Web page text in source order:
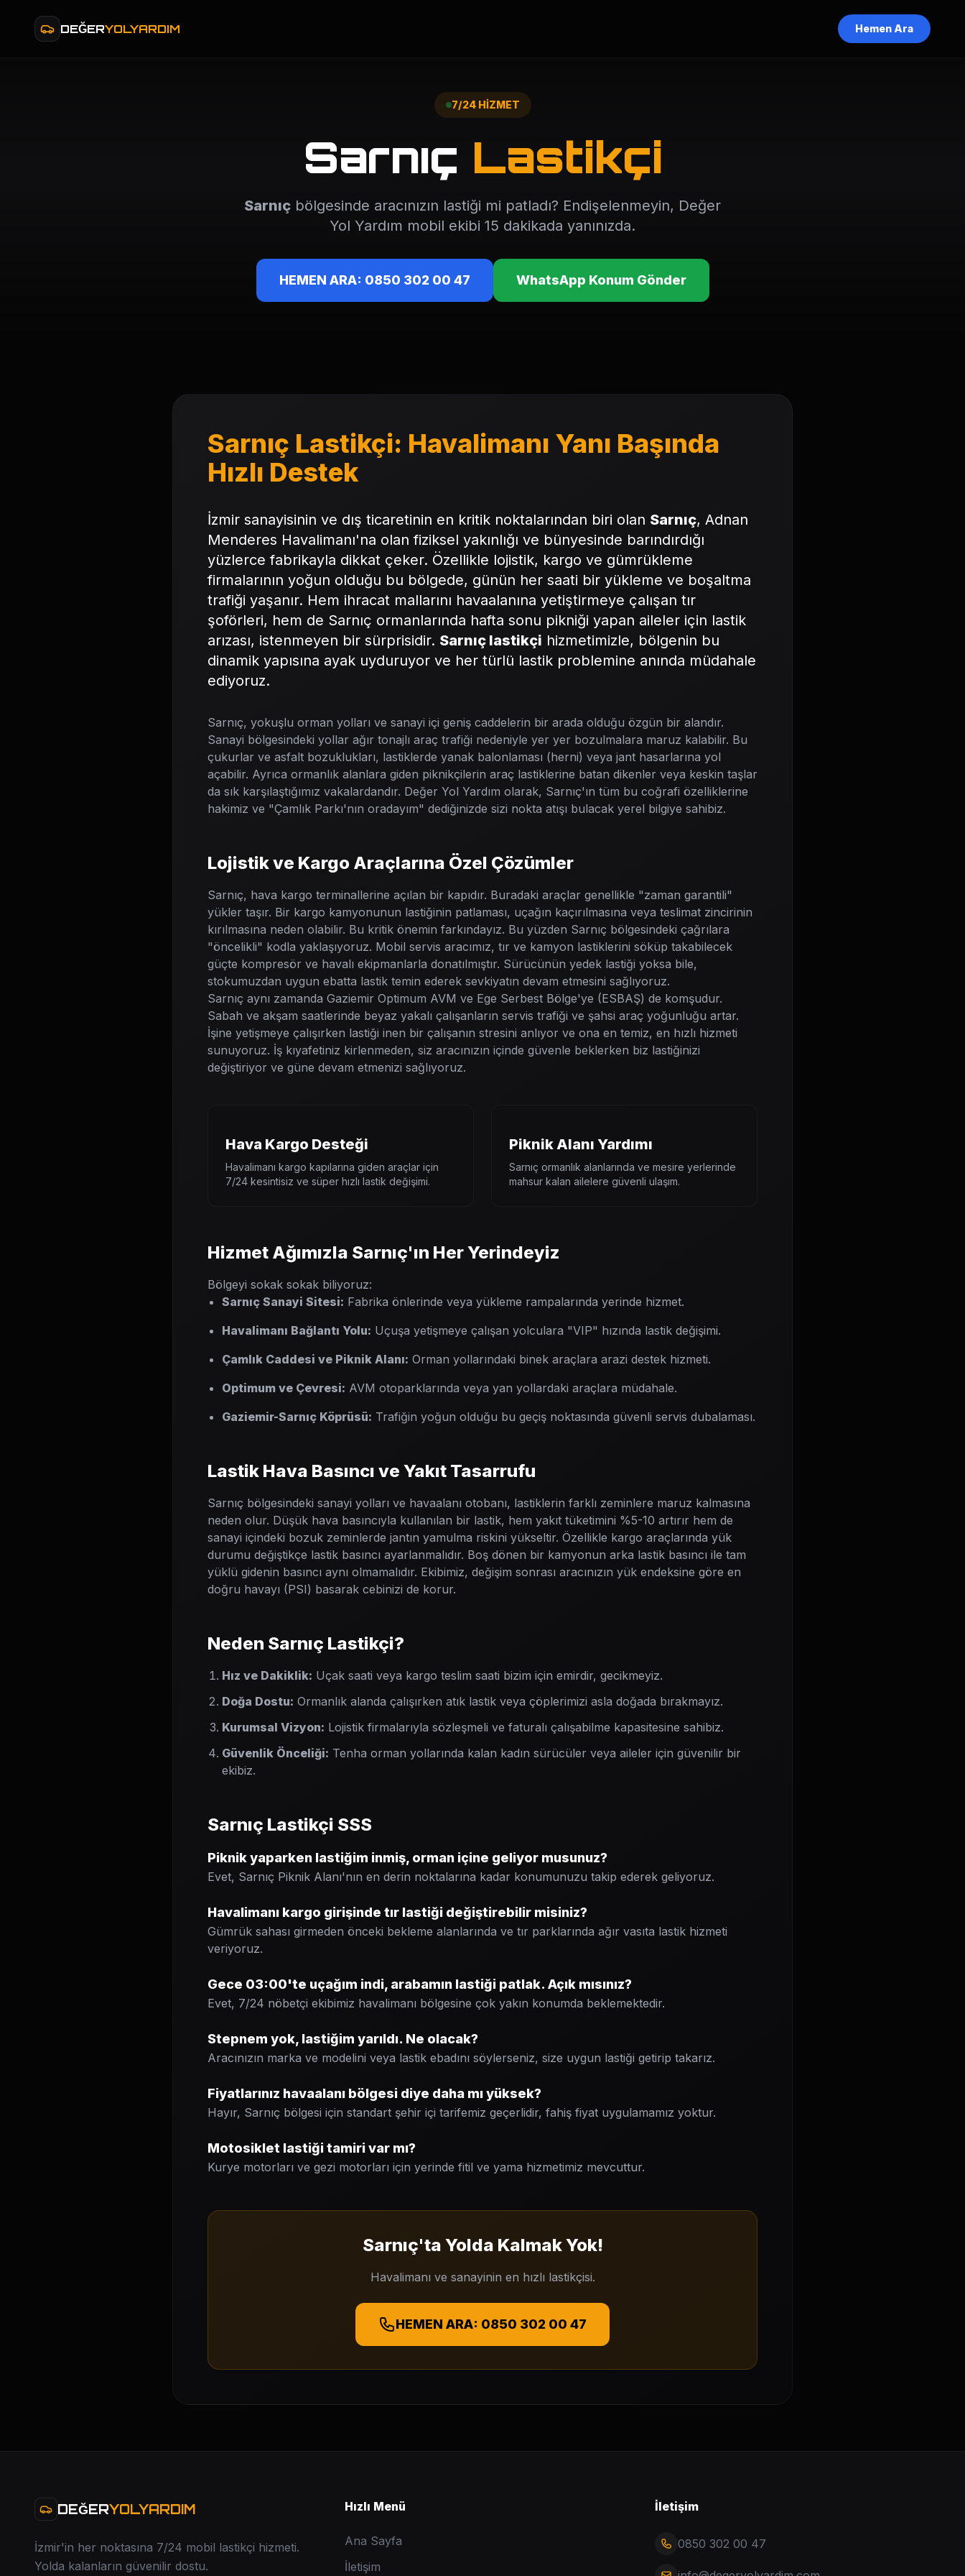
DEĞERYOLYARDIM Hemen Ara
7/24 HİZMET
Sarnıç Lastikçi
Sarnıç bölgesinde aracınızın lastiği mi patladı? Endişelenmeyin, Değer
Yol Yardım mobil ekibi 15 dakikada yanınızda.
HEMEN ARA: 0850 302 00 47 WhatsApp Konum Gönder
Sarnıç Lastikçi: Havalimanı Yanı Başında
Hızlı Destek
İzmir sanayisinin ve dış ticaretinin en kritik noktalarından biri olan Sarnıç, Adnan
Menderes Havalimanı'na olan fiziksel yakınlığı ve bünyesinde barındırdığı
yüzlerce fabrikayla dikkat çeker. Özellikle lojistik, kargo ve gümrükleme
firmalarının yoğun olduğu bu bölgede, günün her saati bir yükleme ve boşaltma
trafiği yaşanır. Hem ihracat mallarını havaalanına yetiştirmeye çalışan tır
şoförleri, hem de Sarnıç ormanlarında hafta sonu pikniği yapan aileler için lastik
arızası, istenmeyen bir sürprisidir. Sarnıç lastikçi hizmetimizle, bölgenin bu
dinamik yapısına ayak uyduruyor ve her türlü lastik problemine anında müdahale
ediyoruz.
Sarnıç, yokuşlu orman yolları ve sanayi içi geniş caddelerin bir arada olduğu özgün bir alandır.
Sanayi bölgesindeki yollar ağır tonajlı araç trafiği nedeniyle yer yer bozulmalara maruz kalabilir. Bu
çukurlar ve asfalt bozuklukları, lastiklerde yanak balonlaması (herni) veya jant hasarlarına yol
açabilir. Ayrıca ormanlık alanlara giden piknikçilerin araç lastiklerine batan dikenler veya keskin taşlar
da sık karşılaştığımız vakalardandır. Değer Yol Yardım olarak, Sarnıç'ın tüm bu coğrafi özelliklerine
hakimiz ve "Çamlık Parkı'nın oradayım" dediğinizde sizi nokta atışı bulacak yerel bilgiye sahibiz.
Lojistik ve Kargo Araçlarına Özel Çözümler
Sarnıç, hava kargo terminallerine açılan bir kapıdır. Buradaki araçlar genellikle "zaman garantili"
yükler taşır. Bir kargo kamyonunun lastiğinin patlaması, uçağın kaçırılmasına veya teslimat zincirinin
kırılmasına neden olabilir. Bu kritik önemin farkındayız. Bu yüzden Sarnıç bölgesindeki çağrılara
"öncelikli" kodla yaklaşıyoruz. Mobil servis aracımız, tır ve kamyon lastiklerini söküp takabilecek
güçte kompresör ve havalı ekipmanlarla donatılmıştır. Sürücünün yedek lastiği yoksa bile,
stokumuzdan uygun ebatta lastik temin ederek sevkiyatın devam etmesini sağlıyoruz.
Sarnıç aynı zamanda Gaziemir Optimum AVM ve Ege Serbest Bölge'ye (ESBAŞ) de komşudur.
Sabah ve akşam saatlerinde beyaz yakalı çalışanların servis trafiği ve şahsi araç yoğunluğu artar.
İşine yetişmeye çalışırken lastiği inen bir çalışanın stresini anlıyor ve ona en temiz, en hızlı hizmeti
sunuyoruz. İş kıyafetiniz kirlenmeden, siz aracınızın içinde güvenle beklerken biz lastiğinizi
değiştiriyor ve güne devam etmenizi sağlıyoruz.
Hava Kargo Desteği
Havalimanı kargo kapılarına giden araçlar için
7/24 kesintisiz ve süper hızlı lastik değişimi.
Piknik Alanı Yardımı
Sarnıç ormanlık alanlarında ve mesire yerlerinde
mahsur kalan ailelere güvenli ulaşım.
Hizmet Ağımızla Sarnıç'ın Her Yerindeyiz
Bölgeyi sokak sokak biliyoruz:
Sarnıç Sanayi Sitesi: Fabrika önlerinde veya yükleme rampalarında yerinde hizmet.
Havalimanı Bağlantı Yolu: Uçuşa yetişmeye çalışan yolculara "VIP" hızında lastik değişimi.
Çamlık Caddesi ve Piknik Alanı: Orman yollarındaki binek araçlara arazi destek hizmeti.
Optimum ve Çevresi: AVM otoparklarında veya yan yollardaki araçlara müdahale.
Gaziemir-Sarnıç Köprüsü: Trafiğin yoğun olduğu bu geçiş noktasında güvenli servis dubalaması.
Lastik Hava Basıncı ve Yakıt Tasarrufu
Sarnıç bölgesindeki sanayi yolları ve havaalanı otobanı, lastiklerin farklı zeminlere maruz kalmasına
neden olur. Düşük hava basıncıyla kullanılan bir lastik, hem yakıt tüketimini %5-10 artırır hem de
sanayi içindeki bozuk zeminlerde jantın yamulma riskini yükseltir. Özellikle kargo araçlarında yük
durumu değiştikçe lastik basıncı ayarlanmalıdır. Boş dönen bir kamyonun arka lastik basıncı ile tam
yüklü gidenin basıncı aynı olmamalıdır. Ekibimiz, değişim sonrası aracınızın yük endeksine göre en
doğru havayı (PSI) basarak cebinizi de korur.
Neden Sarnıç Lastikçi?
Hız ve Dakiklik: Uçak saati veya kargo teslim saati bizim için emirdir, gecikmeyiz.
Doğa Dostu: Ormanlık alanda çalışırken atık lastik veya çöplerimizi asla doğada bırakmayız.
Kurumsal Vizyon: Lojistik firmalarıyla sözleşmeli ve faturalı çalışabilme kapasitesine sahibiz.
Güvenlik Önceliği: Tenha orman yollarında kalan kadın sürücüler veya aileler için güvenilir bir
ekibiz.
Sarnıç Lastikçi SSS
Piknik yaparken lastiğim inmiş, orman içine geliyor musunuz?
Evet, Sarnıç Piknik Alanı'nın en derin noktalarına kadar konumunuzu takip ederek geliyoruz.
Havalimanı kargo girişinde tır lastiği değiştirebilir misiniz?
Gümrük sahası girmeden önceki bekleme alanlarında ve tır parklarında ağır vasıta lastik hizmeti
veriyoruz.
Gece 03:00'te uçağım indi, arabamın lastiği patlak. Açık mısınız?
Evet, 7/24 nöbetçi ekibimiz havalimanı bölgesine çok yakın konumda beklemektedir.
Stepnem yok, lastiğim yarıldı. Ne olacak?
Aracınızın marka ve modelini veya lastik ebadını söylerseniz, size uygun lastiği getirip takarız.
Fiyatlarınız havaalanı bölgesi diye daha mı yüksek?
Hayır, Sarnıç bölgesi için standart şehir içi tarifemiz geçerlidir, fahiş fiyat uygulamamız yoktur.
Motosiklet lastiği tamiri var mı?
Kurye motorları ve gezi motorları için yerinde fitil ve yama hizmetimiz mevcuttur.
Sarnıç'ta Yolda Kalmak Yok!
Havalimanı ve sanayinin en hızlı lastikçisi.
HEMEN ARA: 0850 302 00 47
DEĞERYOLYARDIM
İzmir'in her noktasına 7/24 mobil lastikçi hizmeti.
Yolda kalanların güvenilir dostu.
Hızlı Menü
Ana Sayfa
İletişim
İletişim
0850 302 00 47